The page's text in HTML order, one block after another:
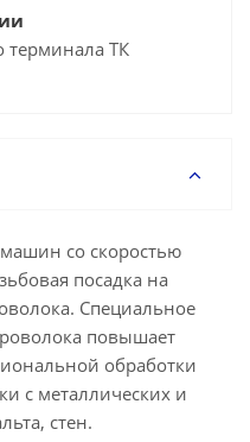
терминала ТК
со скоростью
посадка на
Специальное
повышает
обработки
с металлических и
стен.